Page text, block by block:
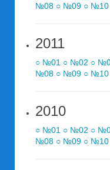
№08 ○ №09 ○ №10
2011
○ №01 ○ №02 ○
№08 ○ №09 ○ №10
2010
○ №01 ○ №02 ○
№08 ○ №09 ○ №10